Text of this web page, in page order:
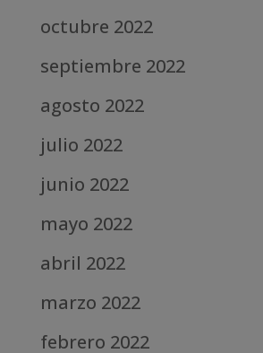
octubre 2022
septiembre 2022
agosto 2022
julio 2022
junio 2022
mayo 2022
abril 2022
marzo 2022
febrero 2022